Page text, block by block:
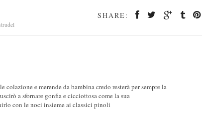
SHARE:
e merende da bambina credo resterà per sempre la
a sfornare gonfia e cicciottosa come la sua
con le noci insieme ai classici pinoli